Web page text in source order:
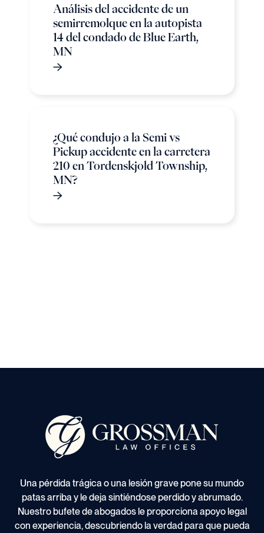
Análisis del accidente de un
semirremolque en la autopista
14 del condado de Blue Earth,
MN
¿Qué condujo a la Semi vs
Pickup accidente en la carretera
210 en Tordenskjold Township,
MN?
Una pérdida trágica o una lesión grave pone su mundo
patas arriba y le deja sintiéndose perdido y abrumado.
Nuestro bufete de abogados le proporciona apoyo legal
con experiencia, descubriendo la verdad para que pueda